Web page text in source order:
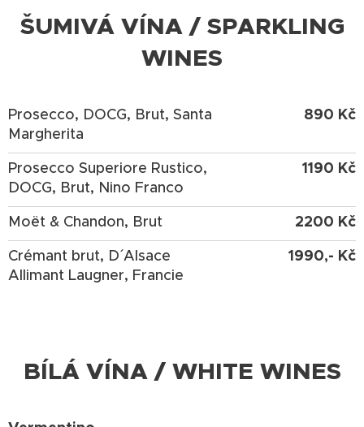
ŠUMIVÁ VÍNA / SPARKLING
WINES
Prosecco, DOCG, Brut, Santa
Margherita
890 Kč
Prosecco Superiore Rustico,
DOCG, Brut, Nino Franco
1190 Kč
Moët & Chandon, Brut 2200 Kč
Crémant brut, D´ Alsace
Allimant Laugner, Francie
1990,- Kč
BÍLÁ VÍNA / WHITE WINES